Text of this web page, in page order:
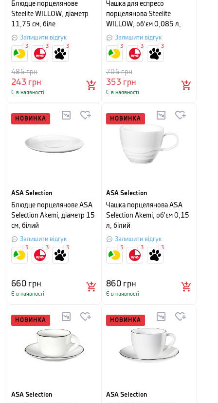
Блюдце порцелянове
Steelite WILLOW, діаметр
11,75 см, біле
Залишити відгук
243 грн
485грн
Є в наявності
3 3 3
Чашка для еспресо
порцелянова Steelite
WILLOW, об'єм 0,085 л,
білийЗалишити відгук
353 грн
705грн
Є в наявності
3 3 3
НОВИНКА
ASA Selection
Блюдце порцелянове ASA
Selection Akemi, діаметр 15
см, білий
Залишити відгук
660грн
Є в наявності
3 3 3
НОВИНКА
ASA Selection
Чашка порцелянова ASA
Selection Akemi, об'єм 0,15
л, білий
Залишити відгук
860грн
Є в наявності
3 3 3
НОВИНКА
ASA Selection
НОВИНКА
ASA Selection